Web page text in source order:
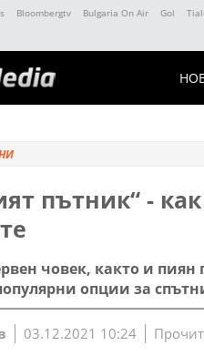
Bloombergtv Bulgaria On Air Gol
пътник“ -
човек, както и пиян
опции за
03.12.2021 10:24